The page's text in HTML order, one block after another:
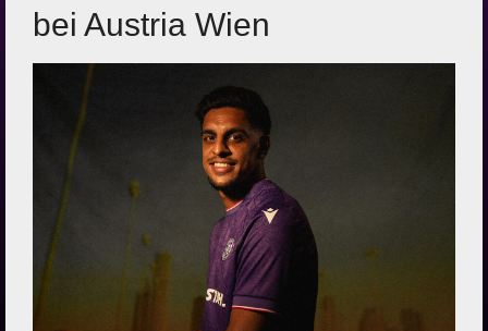
Zur Klub-Seite
bei Austria Wien